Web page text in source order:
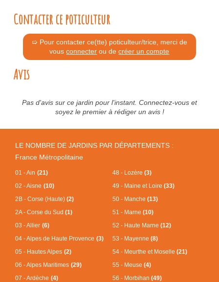
Contacter ce poticulteur
➯ Pour contacter ce(tte) poticulteur/trice, merci de
vousconnecter ou decréer un compte
Avis
Pas d'avis sur ce jardin pour l'instant. Connectez-vous et
soyez le premier à rédiger un avis !
LE NOMBRE DE JARDINS PAR DÉPARTEMENTS :
France Métropolitaine
01 - Ain(21)
02 - Aisne(10)
2B - Corse (Haute)(2)
2A - Corse du Sud(1)
03 - Allier(6)
04 - Alpes de Haute Provence(3)
05 - Hautes Alpes(2)
06 - Alpes Maritimes(29)
07 - Ardèche(4)
48 - Lozère (3)
49 - Maine et Loire (33)
50 - Manche (13)
51 - Marne (10)
52 - Haute Marne (12)
53 - Mayenne (8)
54 - Meurthe et Moselle (21)
55 - Meuse (4)
56 - Morbihan (49)